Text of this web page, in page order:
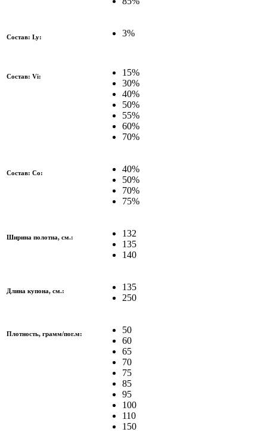
Состав: Ly: 3%
Состав: Vi:
15%
30%
40%
50%
55%
60%
70%
Состав: Co:
40%
50%
70%
75%
Ширина полотна, см.:
132
135
140
Длина купона, см.:
135
250
Плотность, грамм/пог.м:
50
60
65
70
75
85
95
100
110
150